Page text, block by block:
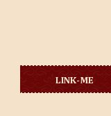
LINK-ME